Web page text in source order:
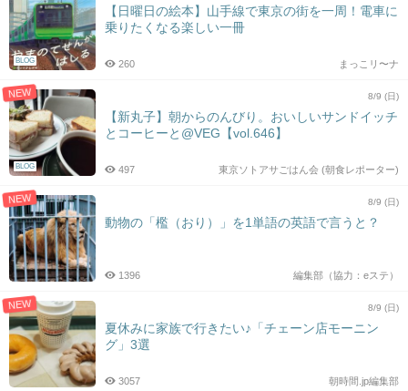
BLOG
【日曜日の絵本】山手線で東京の街を一周！電車に
乗りたくなる楽しい一冊
まっこリ〜ナ
260
NEW
BLOG
8/9 (日)
【新丸子】朝からのんびり。おいしいサンドイッチ
とコーヒーと@VEG【vol.646】
東京ソトアサごはん会 (朝食レポーター)
497
NEW 8/9 (日)
動物の「檻（おり）」を1単語の英語で言うと？
編集部（協力：eステ）
1396
NEW 8/9 (日)
夏休みに家族で行きたい♪「チェーン店モーニン
グ」3選
朝時間.jp編集部
3057